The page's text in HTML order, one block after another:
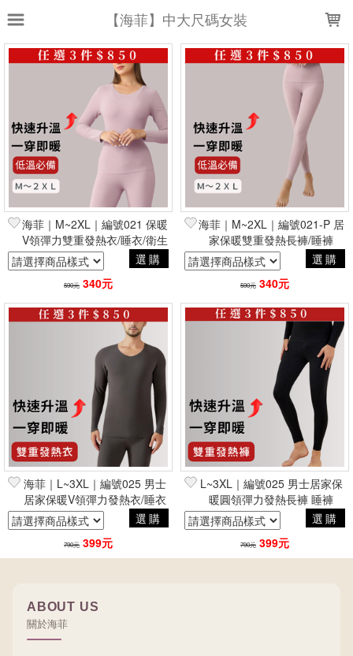
【海菲】中大尺碼女裝
上架時間 銷售件數 銷售價格
樣式尺寸篩選
全部樣式 黑 白 咖啡
卡其
米白 深藍
淺藍
牛仔藍
全部尺寸 M L XL
2XL
4XL
加大-Ｍ
加大-L
海菲｜M~2XL｜編號021 保暖
V領彈力雙重發熱衣/睡衣/衛生
衣
選購
590元 340元
海菲｜M~2XL｜編號021-P 居
家保暖雙重發熱長褲/睡褲
選購
590元 340元
海菲｜L~3XL｜編號025 男士
居家保暖V領彈力發熱衣/睡衣
選購
790元 399元
L~3XL｜編號025 男士居家保
暖圓領彈力發熱長褲 睡褲
選購
790元 399元